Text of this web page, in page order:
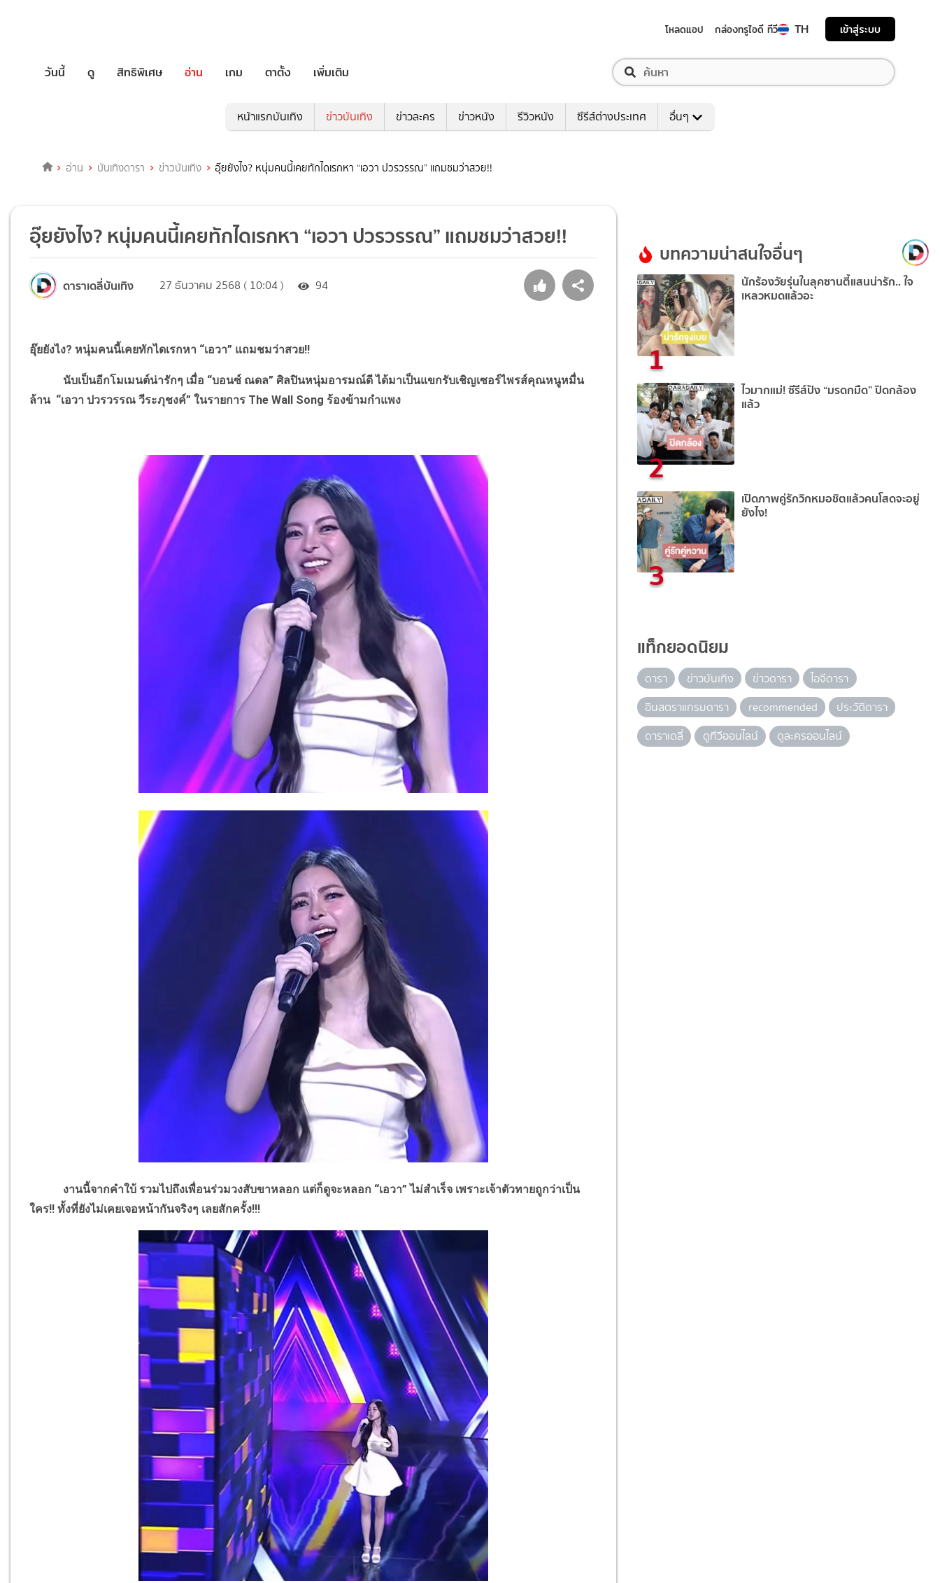
โหลดแอป กล่องทรูไอดี ทีวี TH เข้าสู่ระบบ
วันนี้ ดู สิทธิพิเศษ อ่าน เกม ตาตั้ง เพิ่มเติม
หน้าแรกบันเทิง ข่าวบันเทิง ข่าวละคร ข่าวหนัง รีวิวหนัง ซีรีส์ต่างประเทศ อื่นๆ
อ่าน บันเทิงดารา ข่าวบันเทิง อุ๊ยยังไง? หนุ่มคนนี้เคยทักไดเรกหา “เอวา ปวรวรรณ” แถมชมว่าสวย!!
อุ๊ยยังไง? หนุ่มคนนี้เคยทักไดเรกหา “เอวา ปวรวรรณ” แถมชมว่าสวย!!
ดาราเดลี่บันเทิง 27 ธันวาคม 2568 ( 10:04 ) 94
อุ๊ยยังไง? หนุ่มคนนี้เคยทักไดเรกหา “เอวา” แถมชมว่าสวย!!
นับเป็นอีกโมเมนต์น่ารักๆ เมื่อ “บอนซ์ ณดล” ศิลปินหนุ่มอารมณ์ดี ได้มาเป็นแขกรับเชิญเซอร์ไพรส์คุณหนูหมื่น
ล้าน “เอวา ปวรวรรณ วีระภุชงค์” ในรายการ The Wall Song ร้องข้ามกำแพง
งานนี้จากคำใบ้ รวมไปถึงเพื่อนร่วมวงสับขาหลอก แต่ก็ดูจะหลอก “เอวา” ไม่สำเร็จ เพราะเจ้าตัวทายถูกว่าเป็น
ใคร!! ทั้งที่ยังไม่เคยเจอหน้ากันจริงๆ เลยสักครั้ง!!!
บทความน่าสนใจอื่นๆ
1
นักร้องวัยรุ่นในลุคซานตี้แสนน่ารัก.. ใจ
เหลวหมดแล้วอะ
2
ไวมากแม่! ซีรีส์ปัง “มรดกมืด” ปิดกล้อง
แล้ว
3
เปิดภาพคู่รักวิกหมอชิตแล้วคนโสดจะอยู่
ยังไง!
แท็กยอดนิยม
ดารา ข่าวบันเทิง ข่าวดารา
ไอจีดารา
อินสตราแกรมดารา
recommended
ประวัติดารา
ดาราเดลี่
ดูทีวีออนไลน์ ดูละครออนไลน์